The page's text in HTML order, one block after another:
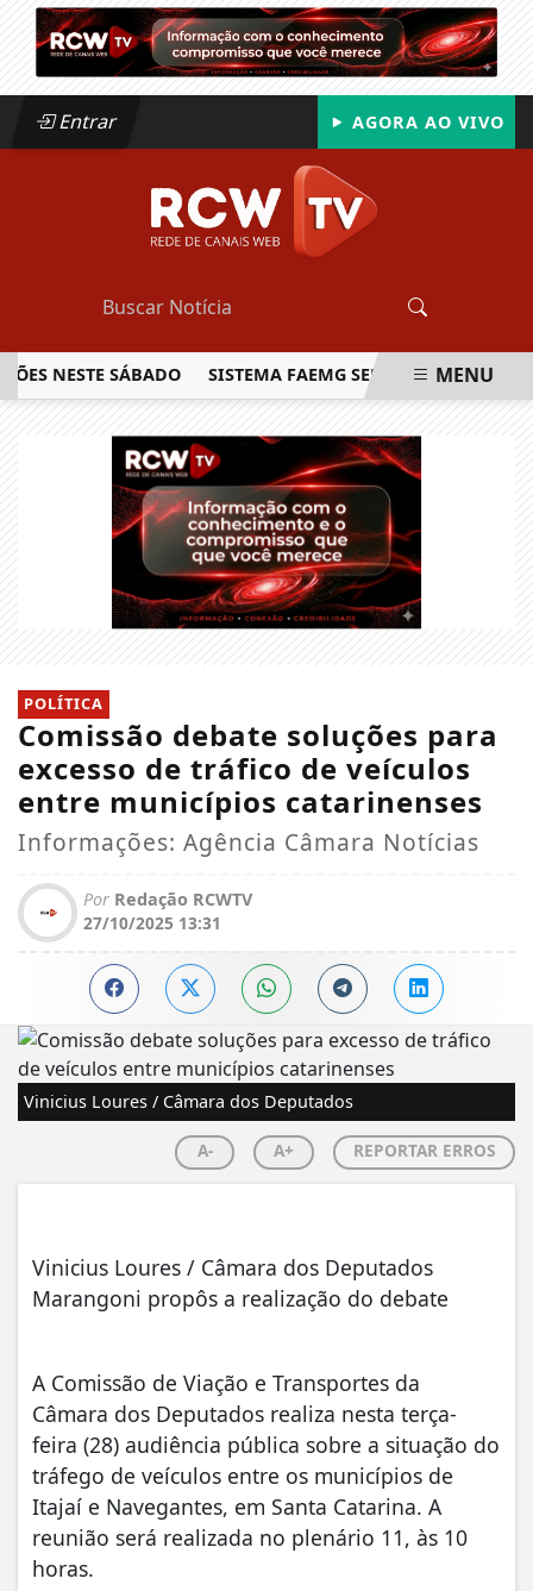
Entrar AGORA AO VIVO
SÁBADO SISTEMA FAEMG SENAR LANÇA OMENU
POLÍTICA
Comissão debate soluções para
excesso de tráfico de veículos
entre municípios catarinenses
Informações: Agência Câmara Notícias
Por Redação RCWTV
27/10/2025 13:31
Vinicius Loures / Câmara dos Deputados
A- A+ REPORTAR ERROS
Vinicius Loures / Câmara dos Deputados
Marangoni propôs a realização do debate
A Comissão de Viação e Transportes da
Câmara dos Deputados realiza nesta terça-
feira (28) audiência pública sobre a situação do
tráfego de veículos entre os municípios de
Itajaí e Navegantes, em Santa Catarina. A
reunião será realizada no plenário 11, às 10
horas.